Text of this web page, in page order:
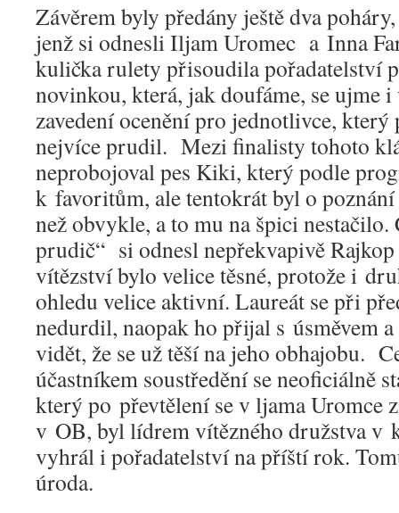
Závěrem byly předány ještě dva
jenž si odnesli Iljam Uromec a Inna
kulička rulety přisoudila pořadatelství
novinkou, která, jak doufáme, se ujme
zavedení ocenění pro jednotlivce, který
nejvíce prudil. Mezi finalisty tohoto
neprobojoval pes Kiki, který podle
k favoritům, ale tentokrát byl o
než obvykle, a to mu na špici nestačilo.
prudič“ si odnesl nepřekvapivě
vítězství bylo velice těsné, protože i
ohledu velice aktivní. Laureát se při
nedurdil, naopak ho přijal s úsměvem
vidět, že se už těší na jeho obhajobu.
účastníkem soustředění se neoficiálně
který po převtělení se v ljama Uromce
v OB, byl lídrem vítězného družstva v
vyhrál i pořadatelství na příští rok.
úroda.